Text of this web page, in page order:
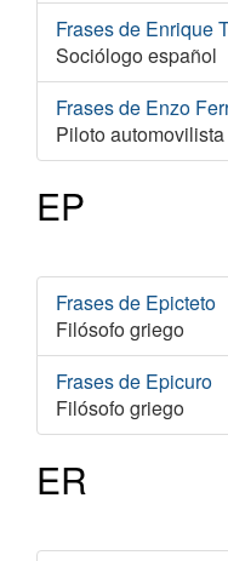
Frases de Enrique
Sociólogo español
Frases de Enzo
Piloto
EP
Frases de Epicteto
Filósofo griego
Frases de Epicuro
Filósofo griego
ER